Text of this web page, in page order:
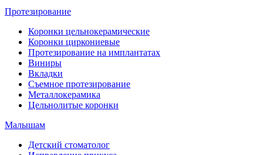
Протезирование
Коронки цельнокерамические
Коронки циркониевые
Протезирование на имплантатах
Виниры
Вкладки
Съемное протезирование
Металлокерамика
Цельнолитые коронки
Малышам
Детский стоматолог